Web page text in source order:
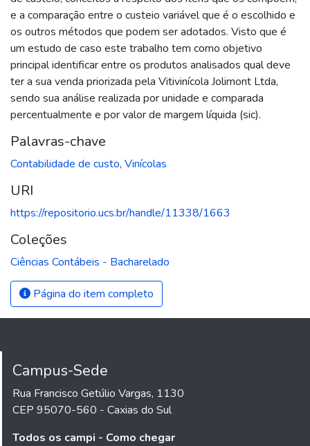
e a comparação entre o custeio variável que é o escolhido e
os outros métodos que podem ser adotados. Visto que é
um estudo de caso este trabalho tem como objetivo
principal identificar entre os produtos analisados qual deve
ter a sua venda priorizada pela Vitivinícola Jolimont Ltda,
sendo sua análise realizada por unidade e comparada
percentualmente e por valor de margem líquida (sic).
Palavras-chave
Contabilidade de custo, Vinícolas
URI
https://repositorio.ucs.br/handle/11338/1663
Coleções
Ciências Contábeis - Bacharelado
Página do item completo
Campus-Sede
Rua Francisco Getúlio Vargas, 1130
CEP 95070-560 - Caxias do Sul
Todos os campi - Como chegar